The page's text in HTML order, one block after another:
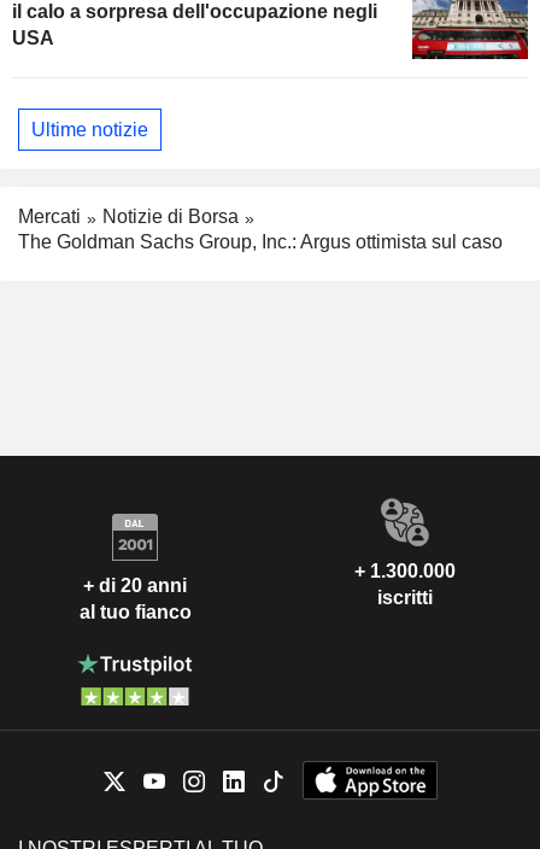
il calo a sorpresa dell'occupazione negli
USA
Ultime notizie
Mercati
Notizie di Borsa
The Goldman Sachs Group, Inc.: Argus ottimista sul caso
+ di 20 anni
al tuo fianco
+ 1.300.000
iscritti